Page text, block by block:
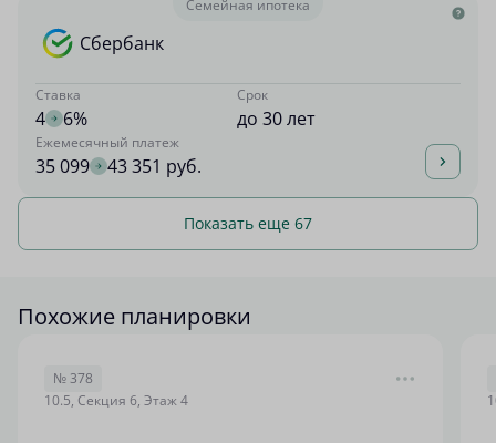
Семейная ипотека
Сбербанк
Ставка
4 6%
Срок
до 30 лет
Ежемесячный платеж
35 099 43 351 руб.
Показать еще 67
Похожие планировки
№ 378
10.5, Секция 6, Этаж 4